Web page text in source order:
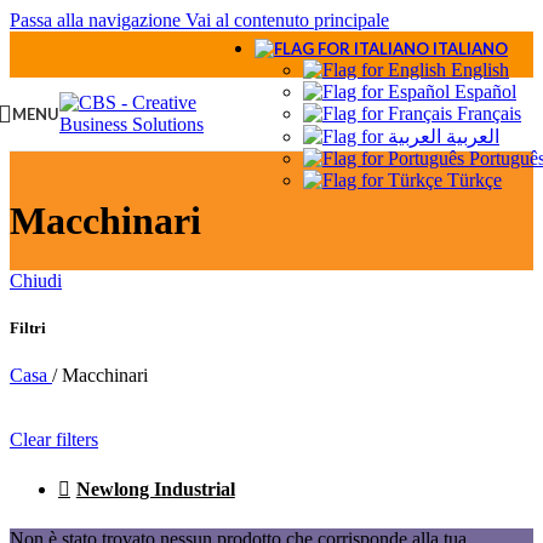
Passa alla navigazione Vai al contenuto principale
MENU
ITALIANO
English
Español
Français
العربية
Türkçe
Macchinari
Chiudi
Filtri
Casa / Macchinari
Clear filters
Newlong Industrial